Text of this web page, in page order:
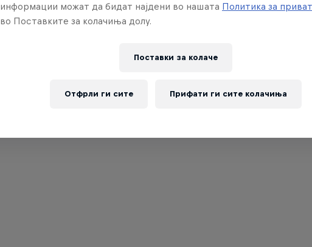
информации можат да бидат најдени во нашата Политика за
во Поставките за колачиња долу.
Поставки за колачe
Отфрли ги сите Прифати ги сите колачиња